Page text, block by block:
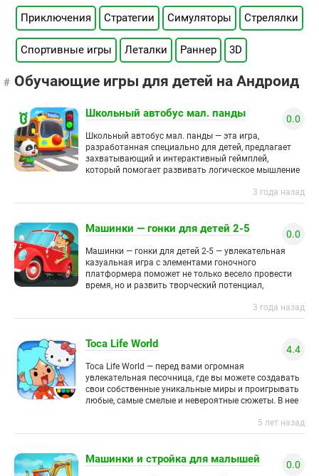
Приключения Стратегии Симуляторы Стрелялки
Спортивные игры Леталки Раннер 3D
Обучающие игры для детей на Андроид
Школьный автобус мал. панды 0.0
Школьный автобус мал. панды — эта игра,
разработанная специально для детей, предлагает
захватывающий и интерактивный геймплей,
который помогает развивать логическое мышление
3 года назад
Машинки — гонки для детей 2-5 0.0
Машинки — гонки для детей 2-5 — увлекательная
казуальная игра с элементами гоночного
платформера поможет не только весело провести
время, но и развить творческий потенциал,
3 года назад
Toca Life World 4.4
Toca Life World — перед вами огромная
увлекательная песочница, где вы можете создавать
свои собственные уникальные миры и проигрывать
любые, самые смелые и невероятные сюжеты. В нее
5 лет назад
Машинки и стройка для малышей 0.0